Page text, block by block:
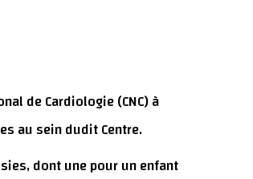
de Cardiologie (CNC) à
au sein dudit Centre.
dont une pour un enfant